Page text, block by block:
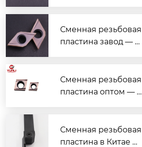
Сменная резьбовая
пластина завод — н
отки
Сменная резьбовая
пластина оптом — в
Сменная резьбовая
пластина в Китае —